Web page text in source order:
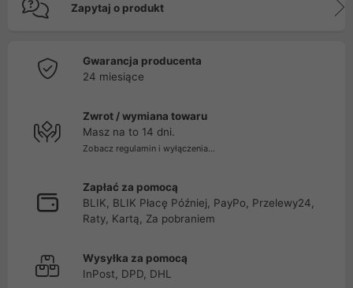
Zapytaj o produkt
Gwarancja producenta
24 miesiące
Zwrot / wymiana towaru
Masz na to 14 dni.
Zobacz regulamin i wyłączenia...
Zapłać za pomocą
BLIK, BLIK Płacę Później, PayPo, Przelewy24,
Raty, Kartą, Za pobraniem
Wysyłka za pomocą
InPost, DPD, DHL